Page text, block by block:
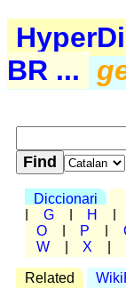
BR ...
Diccionari
G H
O
P
W
X
Related